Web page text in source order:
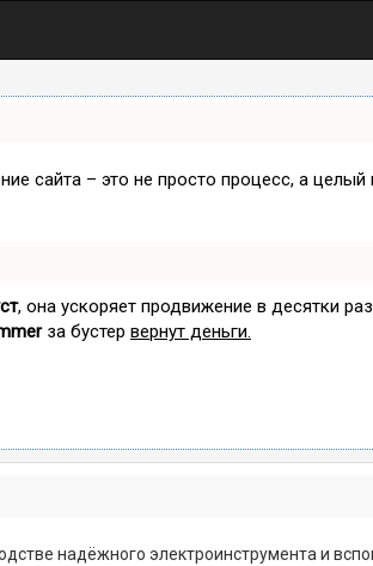
сайта – это не просто процесс, а
, она ускоряет продвижение в десятки
за бустер вернут деньги.
надёжного электроинструмента и